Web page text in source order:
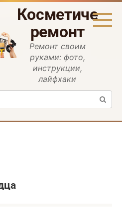
ремонт
Ремонт своим
руками: фото,
инструкции,
лайфхаки